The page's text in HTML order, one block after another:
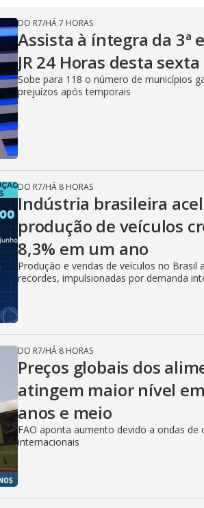
DO R7/HÁ 7 HORAS
Assista à íntegra da 3ª
JR 24 Horas desta sexta
Sobe para 118 o número de municípios
prejuízos após temporais
DO R7/HÁ 8 HORAS
Indústria brasileira
produção de veículos
8,3% em um ano
Produção e vendas de veículos no Brasil
recordes, impulsionadas por demanda
DO R7/HÁ 8 HORAS
Preços globais dos
atingem maior nível
anos e meio
FAO aponta aumento devido a ondas de
internacionais